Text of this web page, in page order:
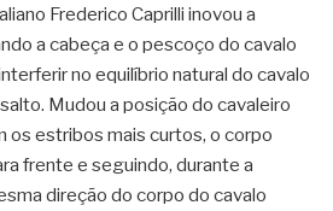
Frederico Caprilli inovou a
a cabeça e o pescoço do cavalo
no equilíbrio natural do cavalo
Mudou a posição do cavaleiro
os estribos mais curtos, o corpo
frente e seguindo, durante a
direção do corpo do cavalo